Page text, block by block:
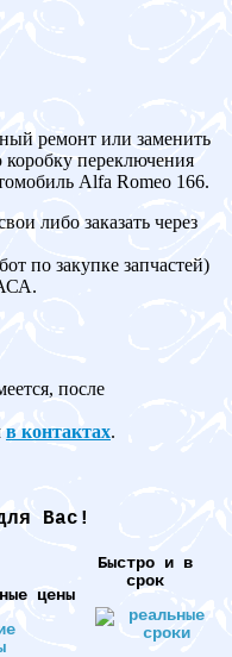
ремонт или заменить
переключения
Alfa Romeo 166.
либо заказать через
по закупке запчастей)
после
в контактах.
Вас!
цены
Быстро и в
срок